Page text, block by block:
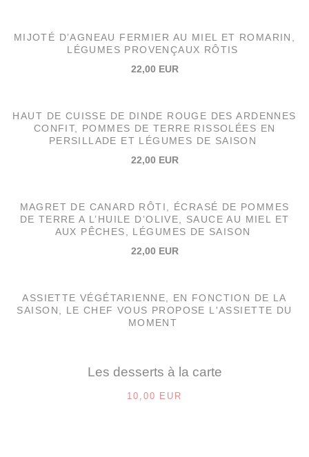
MIJOTÉ D’AGNEAU FERMIER AU MIEL ET ROMARIN,
LÉGUMES PROVENÇAUX RÔTIS
22,00 EUR
HAUT DE CUISSE DE DINDE ROUGE DES ARDENNES
CONFIT, POMMES DE TERRE RISSOLÉES EN
PERSILLADE ET LÉGUMES DE SAISON
22,00 EUR
MAGRET DE CANARD RÔTI, ÉCRASÉ DE POMMES
DE TERRE A L’HUILE D’OLIVE, SAUCE AU MIEL ET
AUX PÊCHES, LÉGUMES DE SAISON
22,00 EUR
ASSIETTE VÉGÉTARIENNE, EN FONCTION DE LA
SAISON, LE CHEF VOUS PROPOSE L'ASSIETTE DU
MOMENT
Les desserts à la carte
10,00 EUR